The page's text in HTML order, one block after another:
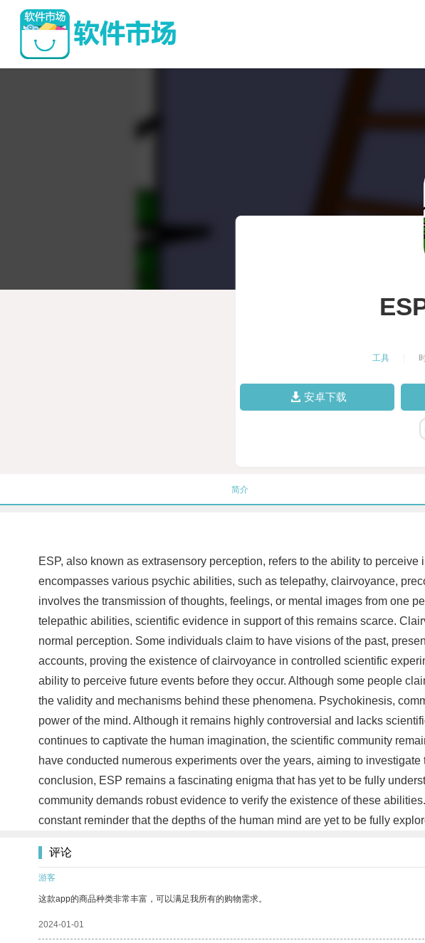
工具
安卓下载
简介
ESP, also known as extrasensory perception, refers to the ability to
encompasses various psychic abilities, such as telepathy, clairvoyance,
involves the transmission of thoughts, feelings, or mental images from one
telepathic abilities, scientific evidence in support of this remains scarce.
normal perception. Some individuals claim to have visions of the past,
accounts, proving the existence of clairvoyance in controlled scientific
ability to perceive future events before they occur. Although some people
the validity and mechanisms behind these phenomena. Psychokinesis,
power of the mind. Although it remains highly controversial and lacks
continues to captivate the human imagination, the scientific community
have conducted numerous experiments over the years, aiming to
conclusion, ESP remains a fascinating enigma that has yet to be fully
community demands robust evidence to verify the existence of these
constant reminder that the depths of the human mind are yet to be fully
评论
游客
这款app的商品种类非常丰富，可以满足我所有的购物需求。
2024-01-01